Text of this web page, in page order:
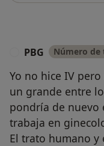
PBG Número de
Yo no hice IV
un grande entre
pondría de nuevo
trabaja en
El trato humano